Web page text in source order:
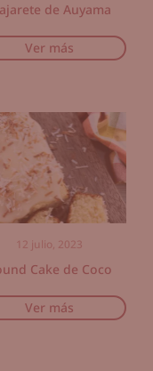
de Auyama
Ver más
12 julio, 2023
Cake de Coco
Ver más